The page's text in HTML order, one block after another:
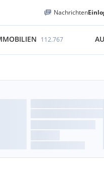
Nachrichten
112.767